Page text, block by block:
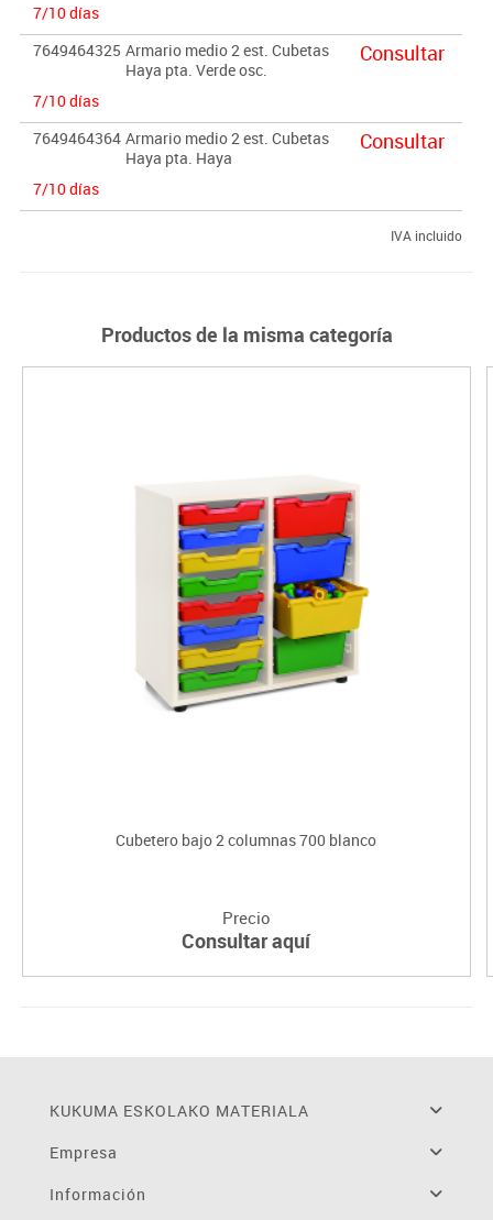
7/10 días
7649464325 Armario medio 2 est. Cubetas
Haya pta. Verde osc.
7/10 días
Consultar
7649464364 Armario medio 2 est. Cubetas
Haya pta. Haya
7/10 días
Consultar
IVA incluido
Productos de la misma categoría
Cubetero bajo 2 columnas 700 blanco
Precio
Consultar aquí
KUKUMA ESKOLAKO MATERIALA
Empresa
Información